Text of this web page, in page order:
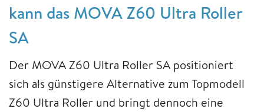
kann das MOVA Z60 Ultra Roller
SA
Der MOVA Z60 Ultra Roller SA positioniert
sich als günstigere Alternative zum Topmodell
Z60 Ultra Roller und bringt dennoch eine